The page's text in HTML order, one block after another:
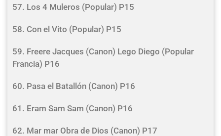
57. Los 4 Muleros (Popular) P15
58. Con el Vito (Popular) P15
59. Freere Jacques (Canon) Lego Diego (Popular
Francia) P16
60. Pasa el Batallón (Canon) P16
61. Eram Sam Sam (Canon) P16
62. Mar mar Obra de Dios (Canon) P17